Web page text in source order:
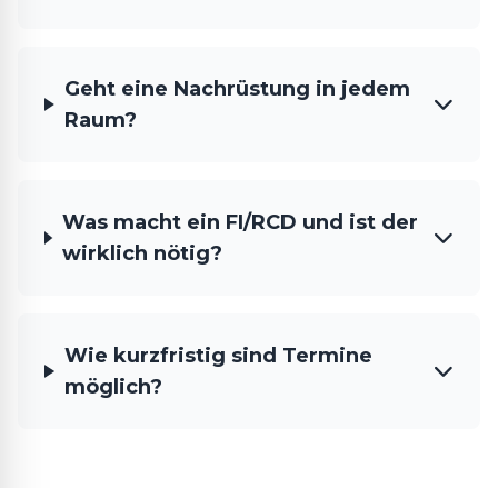
Geht eine Nachrüstung in jedem
Raum?
Was macht ein FI/RCD und ist der
wirklich nötig?
Wie kurzfristig sind Termine
möglich?